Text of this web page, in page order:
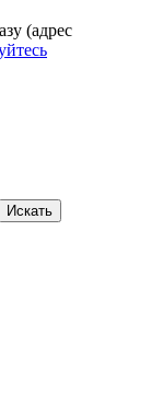
(адрес
Искать